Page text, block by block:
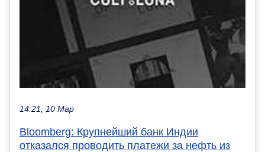
14:21, 10 Мар
Bloomberg: Крупнейший банк Индии
отказался проводить платежи за нефть из